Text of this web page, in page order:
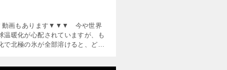
画もあります▼▼▼ 今や世界
温暖化が心配されていますが、も
で北極の氷が全部溶けると、どん